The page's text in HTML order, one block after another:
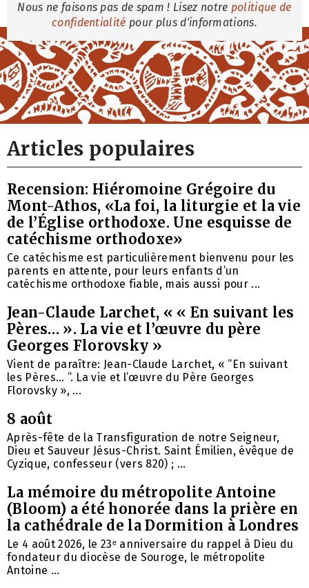
Nous ne faisons pas de spam ! Lisez notre politique de
confidentialité pour plus d'informations.
Articles populaires
Recension: Hiéromoine Grégoire du
Mont-Athos, «La foi, la liturgie et la vie
de l’Église orthodoxe. Une esquisse de
catéchisme orthodoxe»
Ce catéchisme est particulièrement bienvenu pour les
parents en attente, pour leurs enfants d’un
catéchisme orthodoxe fiable, mais aussi pour ...
Jean-Claude Larchet, « « En suivant les
Pères… ». La vie et l’œuvre du père
Georges Florovsky »
Vient de paraître: Jean-Claude Larchet, « “En suivant
les Pères… ”. La vie et l’œuvre du Père Georges
Florovsky », ...
8 août
Après-fête de la Transfiguration de notre Seigneur,
Dieu et Sauveur Jésus-Christ. Saint Émilien, évêque de
Cyzique, confesseur (vers 820) ; ...
La mémoire du métropolite Antoine
(Bloom) a été honorée dans la prière en
la cathédrale de la Dormition à Londres
Le 4 août 2026, le 23ᵉ anniversaire du rappel à Dieu du
fondateur du diocèse de Souroge, le métropolite
Antoine ...